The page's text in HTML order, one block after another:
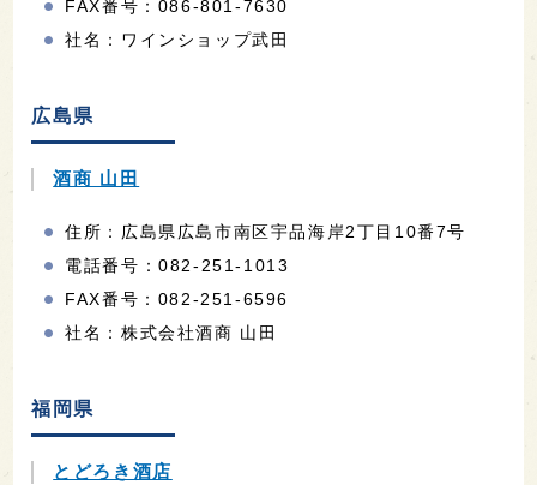
FAX番号：086-801-7630
社名：ワインショップ武田
広島県
酒商 山田
住所：広島県広島市南区宇品海岸2丁目10番7号
電話番号：082-251-1013
FAX番号：082-251-6596
社名：株式会社酒商 山田
福岡県
とどろき酒店